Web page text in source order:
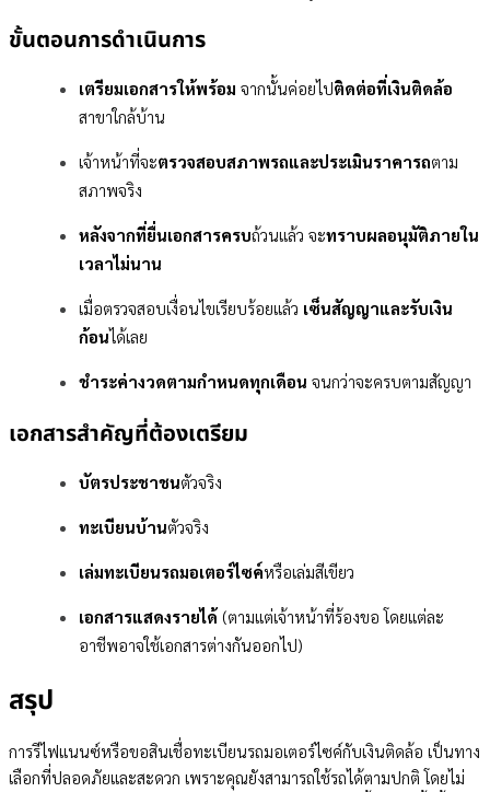
ขั้นตอนการดำเนินการ
เตรียมเอกสารให้พร้อม จากนั้นค่อยไปติดต่อที่เงินติดล้อ
สาขาใกล้บ้าน
เจ้าหน้าที่จะตรวจสอบสภาพรถและประเมินราคารถตาม
สภาพจริง
หลังจากที่ยื่นเอกสารครบถ้วนแล้ว จะทราบผลอนุมัติภายใน
เวลาไม่นาน
เมื่อตรวจสอบเงื่อนไขเรียบร้อยแล้ว เซ็นสัญญาและรับเงิน
ก้อนได้เลย
ชำระค่างวดตามกำหนดทุกเดือน จนกว่าจะครบตามสัญญา
เอกสารสำคัญที่ต้องเตรียม
บัตรประชาชนตัวจริง
ทะเบียนบ้านตัวจริง
เล่มทะเบียนรถมอเตอร์ไซค์หรือเล่มสีเขียว
เอกสารแสดงรายได้ (ตามแต่เจ้าหน้าที่ร้องขอ โดยแต่ละ
อาชีพอาจใช้เอกสารต่างกันออกไป)
สรุป
การรีไฟแนนซ์หรือขอสินเชื่อทะเบียนรถมอเตอร์ไซค์กับเงินติดล้อ เป็นทาง
เลือกที่ปลอดภัยและสะดวก เพราะคุณยังสามารถใช้รถได้ตามปกติ โดยไม่